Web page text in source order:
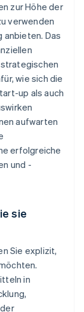
zur Höhe der
verwenden
anbieten. Das
wie sich die
up als auch
aufwarten
erfolgreiche
und -
sie
Sie explizit,
in